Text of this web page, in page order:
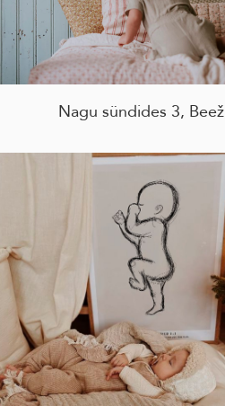
Nagu sündides 3, Beež